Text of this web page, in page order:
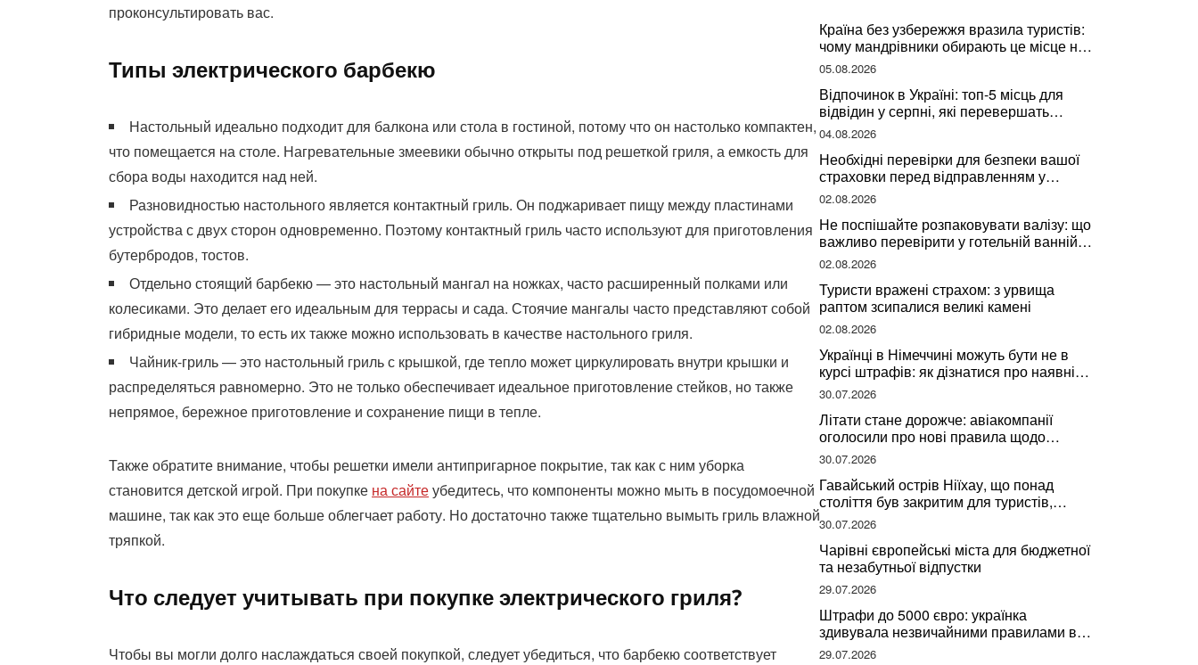
проконсультировать вас.
Типы электрического барбекю
Настольный идеально подходит для балкона или стола в гостиной, потому что он настолько компактен,
что помещается на столе. Нагревательные змеевики обычно открыты под решеткой гриля, а емкость для
сбора воды находится над ней.
Разновидностью настольного является контактный гриль. Он поджаривает пищу между пластинами
устройства с двух сторон одновременно. Поэтому контактный гриль часто используют для приготовления
бутербродов, тостов.
Отдельно стоящий барбекю — это настольный мангал на ножках, часто расширенный полками или
колесиками. Это делает его идеальным для террасы и сада. Стоячие мангалы часто представляют собой
гибридные модели, то есть их также можно использовать в качестве настольного гриля.
Чайник-гриль — это настольный гриль с крышкой, где тепло может циркулировать внутри крышки и
распределяться равномерно. Это не только обеспечивает идеальное приготовление стейков, но также
непрямое, бережное приготовление и сохранение пищи в тепле.
Также обратите внимание, чтобы решетки имели антипригарное покрытие, так как с ним уборка
становится детской игрой. При покупке на сайтеубедитесь, что компоненты можно мыть в посудомоечной
машине, так как это еще больше облегчает работу. Но достаточно также тщательно вымыть гриль влажной
тряпкой.
Что следует учитывать при покупке электрического гриля?
Чтобы вы могли долго наслаждаться своей покупкой, следует убедиться, что барбекю соответствует
Країна без узбережжя вразила туристів:
чому мандрівники обирають це місце на
відпочинок
05.08.2026
Відпочинок в Україні: топ-5 місць для
відвідин у серпні, які перевершать
закордонні враження
04.08.2026
Необхідні перевірки для безпеки вашої
страховки перед відправленням у
подорож
02.08.2026
Не поспішайте розпаковувати валізу: що
важливо перевірити у готельній ванній
за словами досвідченої мандрівниці
02.08.2026
Туристи вражені страхом: з урвища
раптом зсипалися великі камені
02.08.2026
Українці в Німеччині можуть бути не в
курсі штрафів: як дізнатися про наявні
борги
30.07.2026
Літати стане дорожче: авіакомпанії
оголосили про нові правила щодо
вибору місць
30.07.2026
Гавайський острів Ніїхау, що понад
століття був закритим для туристів,
починає приймати перших відвідувачів
30.07.2026
Чарівні європейські міста для бюджетної
та незабутньої відпустки
29.07.2026
Штрафи до 5000 євро: українка
здивувала незвичайними правилами в
Німеччині та поділилася правдою
29.07.2026